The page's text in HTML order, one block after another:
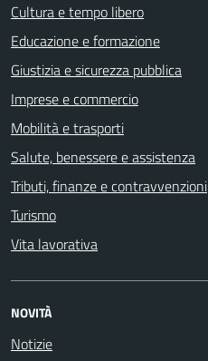
Cultura e tempo libero
Educazione e formazione
Giustizia e sicurezza pubblica
Imprese e commercio
Mobilità e trasporti
Salute, benessere e assistenza
Tributi, finanze e contravvenzioni
Turismo
Vita lavorativa
NOVITÀ
Notizie